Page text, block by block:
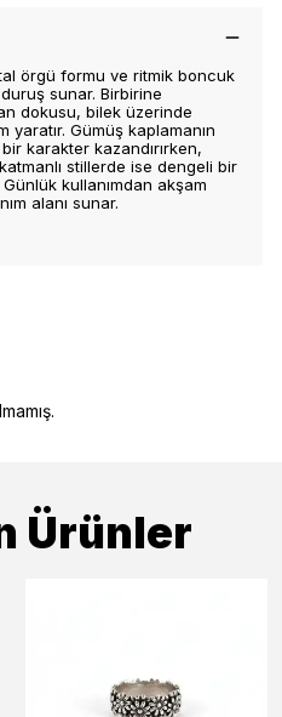
örgü formu ve ritmik boncuk
sunar. Birbirine
dokusu, bilek üzerinde
yaratır. Gümüş kaplamanın
bir karakter kazandırırken,
stillerde ise dengeli bir
kullanımdan akşam
alanı sunar.
Ürünler